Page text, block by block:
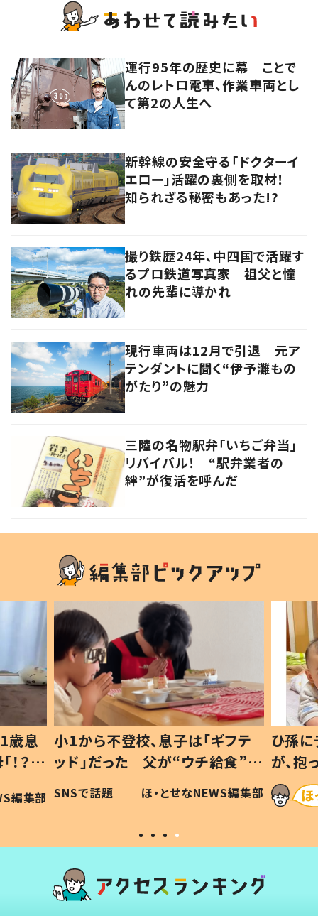
運行95年の歴史に幕 ことで
んのレトロ電車、作業車両とし
て第2の人生へ
新幹線の安全守る「ドクターイ
エロー」活躍の裏側を取材！
知られざる秘密もあった!?
撮り鉄歴24年、中四国で活躍す
るプロ鉄道写真家 祖父と憧
れの先輩に導かれ
現行車両は12月で引退 元ア
テンダントに聞く“伊予灘もの
がたり”の魅力
三陸の名物駅弁「いちご弁当」
リバイバル！ “駅弁業者の
絆”が復活を呼んだ
歳息
？」
編集部
小1から不登校、息子は「ギフテ
ッド」だった 父が“ウチ給食”を
作り続ける理由とは #令和の親
#令和の子
SNSで話題 ほ・とせなNEWS編集部
ひ孫
が、
「涙が
い」